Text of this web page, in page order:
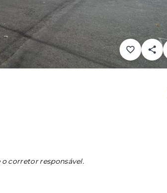
corretor responsável.